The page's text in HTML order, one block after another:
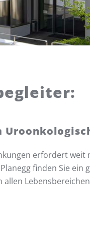
erfordert weit
finden Sie ein